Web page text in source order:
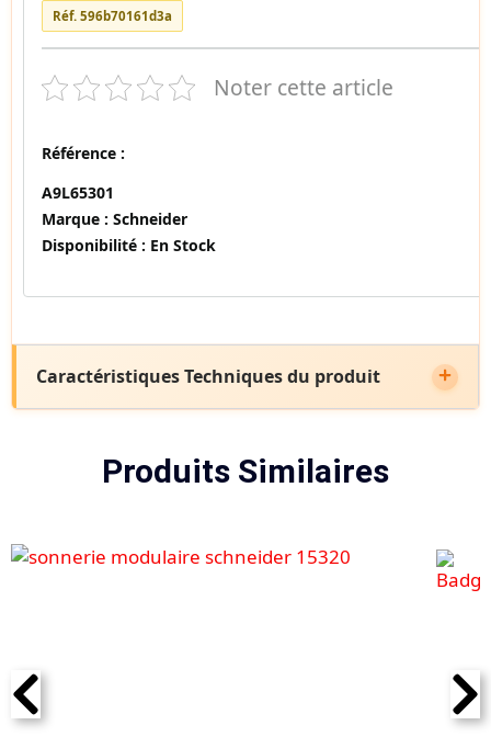
Réf. 596b70161d3a
Noter cette article
Référence :
A9L65301
Marque : Schneider
Disponibilité : En Stock
Caractéristiques Techniques du produit
Produits Similaires